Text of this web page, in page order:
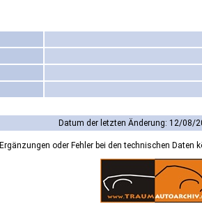
Datum der letzten Änderung: 12/08/
Ergänzungen oder Fehler bei den technischen Daten